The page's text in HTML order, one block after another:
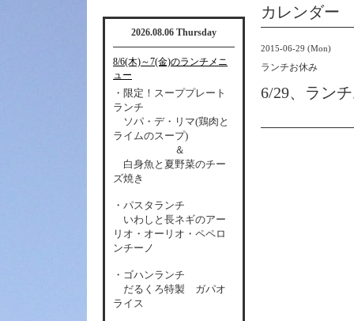
カレンダー
2015-06-29 (Mon)
ランチお休み
6/29、ラン
2026.08.06 Thursday
8/6(木)～7(金)のランチメニ
ュー
・限定！スーププレート
ランチ
ソパ・デ・リマ(鶏肉と
ライムのスープ)
＆
白身魚と夏野菜のチー
ズ焼き
・パスタランチ
いわしと長ネギのアー
リオ・オーリオ・ペペロ
ンチーノ
・ゴハンランチ
だるくろ特製 ガパオ
ライス